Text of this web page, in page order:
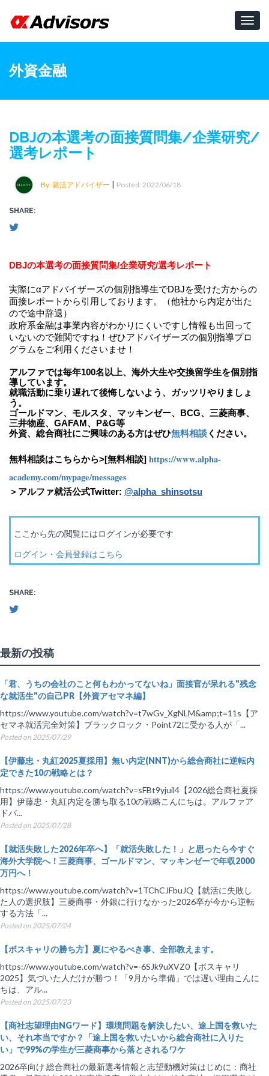
外資金融
DBJの本選考の面接質問集/企業研究/
選考レポート
By: 就活アドバイザー | Posted: 2022/06/18
SHARE:
DBJの本選考の面接質問集/企業研究/選考レポート
実際にαアドバイザーズの個別指導生でDBJを受けた方からの
面接レポートから引用しております。（他社から内定が出た
ので途中辞退）
政府系金融は事業内容がわかりにくいですし情報も出回って
いないので難関ですね！ぜひアドバイザーズの個別指導プロ
グラムをご利用くださいませ！
アルファでは毎年100名以上、海外大生や交換留学生を個別指
導しています。
就職活動に乗り遅れて後悔しないよう、ガッツリやりましょ
う。
ゴールドマン、モルスタ、マッキンゼー、BCG、三菱商事、
三井物産、GAFAM、P&G等
外資、総合商社にご興味のある方はぜひ無料相談 ください。
無料相談はこちらから>[無料相談] https://www.alpha-
academy.com/mypage/messages
＞アルファ就活公式Twitter: @alpha_shinsotsu
ここから先の閲覧にはログインが必要です
ログイン・会員登録はこちら
SHARE:
最新の投稿
「君、うちの会社のこと何もわかってないね」面接官が呆れる"残念
な就活生"の自己PR【外資アセマネ編】
https://www.youtube.com/watch?v=t7wGv_XgNLM&amp;t=11s【ア
セマネ就活完全対策】ブラックロック・Point72に受かる人が「...
Posted on 2025/07/29
【伊藤忠・丸紅2025夏採用】無い内定(NNT)から総合商社に逆転内
定できた10の戦略とは？
https://www.youtube.com/watch?v=sFBt9yjuil4【2026総合商社夏採
用】伊藤忠・丸紅内定を勝ち取る10の戦略こんにちは。アルファア
ドバ...
Posted on 2025/07/28
【就活失敗した2026年卒へ】「就活失敗した！」と思ったら今すぐ
海外大学院へ！三菱商事、ゴールドマン、マッキンゼーで年収2000
万円へ！
https://www.youtube.com/watch?v=1TChCJFbuJQ【就活に失敗し
た人の選択肢】三菱商事・外銀に行けなかった2026卒が今から逆転
する方法「...
Posted on 2025/07/24
【ボスキャリの勝ち方】夏にやるべき事、全部教えます。
https://www.youtube.com/watch?v=-6SJk9uXVZ0【ボスキャリ
2025】気づいた人だけが勝つ！「9月から準備」では遅い理由こんに
ちは、アル...
Posted on 2025/07/23
【商社志望理由NGワード】環境問題を解決したい、途上国を救いた
い、それ本当ですか？「途上国を救いたいから総合商社に入りた
い」で99%の学生が三菱商事から落とされるワケ
2026卒向け 総合商社の最新選考情報と志望動機対策はじめに：商社